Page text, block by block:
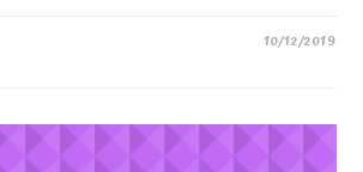
10/12/2019